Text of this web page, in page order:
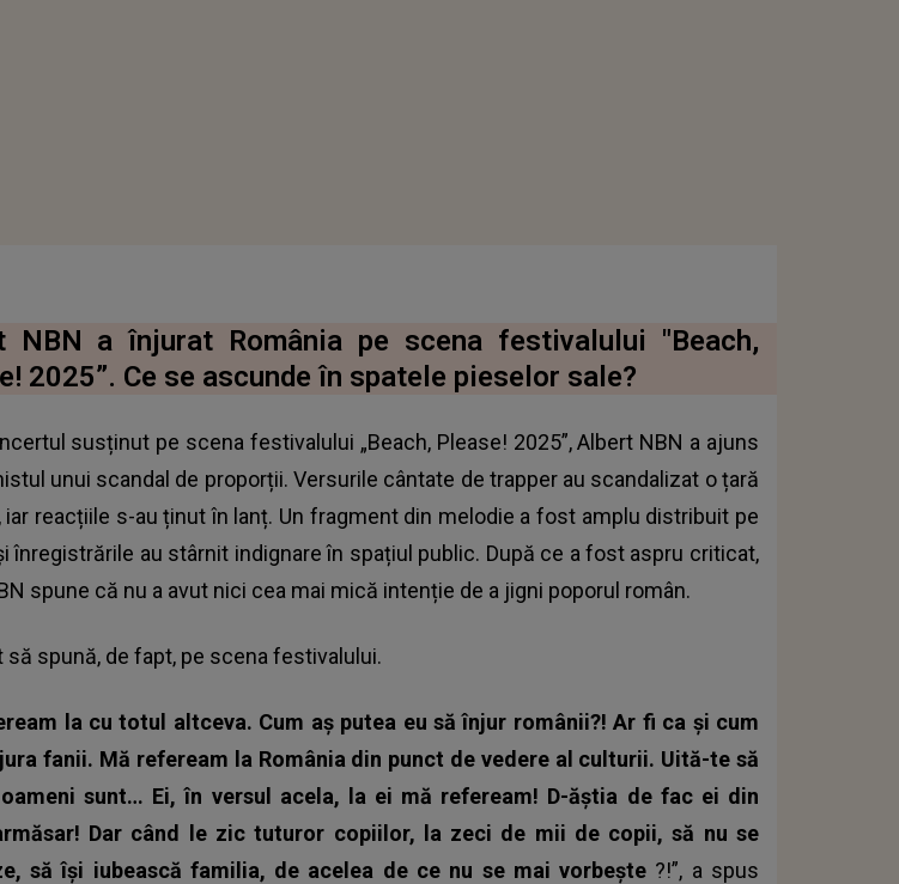
ARTICOLUL
NBN a înjurat România pe scena festivalului "Beach,
2025”. Ce se ascunde în spatele pieselor sale?
susținut pe scena festivalului „Beach, Please! 2025”, Albert NBN a ajuns
unui scandal de proporții. Versurile cântate de trapper au scandalizat o țară
iar reacțiile s-au ținut în lanț. Un fragment din melodie a fost amplu distribuit pe
înregistrările au stârnit indignare în spațiul public. După ce a fost aspru criticat,
spune că nu a avut nici cea mai mică intenție de a jigni poporul român.
să spună, de fapt, pe scena festivalului.
la cu totul altceva. Cum aș putea eu să înjur românii?! Ar fi ca și cum
fanii. Mă refeream la România din punct de vedere al culturii. Uită-te să
sunt… Ei, în versul acela, la ei mă refeream! D-ăștia de fac ei din
Dar când le zic tuturor copiilor, la zeci de mii de copii, să nu se
să își iubească familia, de acelea de ce nu se mai vorbește ?!”, a spus